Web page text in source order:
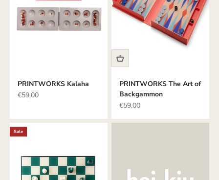
PRINTWORKS Kalaha
Angebot
€59,00
PRINTWORKS The Art of
Backgammon
Angebot
€59,00
Sale